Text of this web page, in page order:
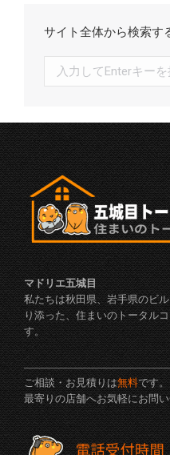
サイト全体から検索す
マドリエ五城目
私たちは秋田県、岩手県のビ
り添った、住まいのトータル
す。
ご相談・お見積りは無料です。
最寄りの店舗へお気軽にお問